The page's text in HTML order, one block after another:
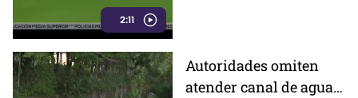
2:11
Autoridades omiten
atender canal de agua